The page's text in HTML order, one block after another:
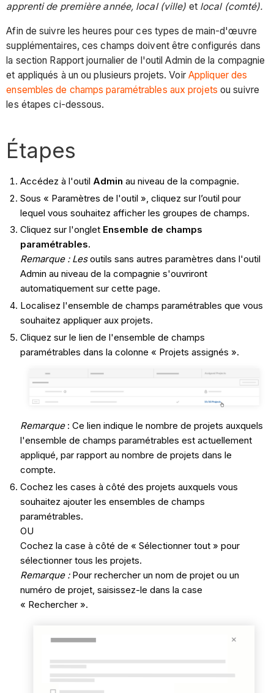
apprenti de première année, local (ville) et local (comté).
Afin de suivre les heures pour ces types de main-d'œuvre
supplémentaires, ces champs doivent être configurés dans
la section Rapport journalier de l'outil Admin de la compagnie
et appliqués à un ou plusieurs projets. Voir Appliquer des
ensembles de champs paramétrables aux projets ou suivre
les étapes ci-dessous.
Étapes
Accédez à l'outil Admin au niveau de la compagnie.
Sous « Paramètres de l'outil », cliquez sur l’outil pour
lequel vous souhaitez afficher les groupes de champs.
Cliquez sur l'onglet Ensemble de champs
paramétrables.
Remarque : Lesoutils sans autres paramètres dans l'outil
Admin au niveau de la compagnie s'ouvriront
automatiquement sur cette page.
Localisez l'ensemble de champs paramétrables que vous
souhaitez appliquer aux projets.
Cliquez sur le lien de l'ensemble de champs
paramétrables dans la colonne « Projets assignés ».
Remarque: Ce lien indique le nombre de projets auxquels
l'ensemble de champs paramétrables est actuellement
appliqué, par rapport au nombre de projets dans le
compte.
Cochez les cases à côté des projets auxquels vous
souhaitez ajouter les ensembles de champs
paramétrables.
OU
Cochez la case à côté de « Sélectionner tout » pour
sélectionner tous les projets.
Remarque :Pour rechercher un nom de projet ou un
numéro de projet, saisissez-le dans la case
« Rechercher ».